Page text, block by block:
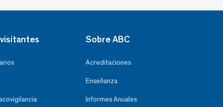
Sobre ABC
Acreditaciones
Enseñanza
Informes Anuales